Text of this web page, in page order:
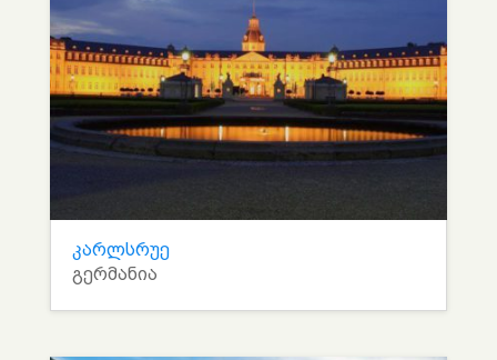
კარლსრუე
გერმანია